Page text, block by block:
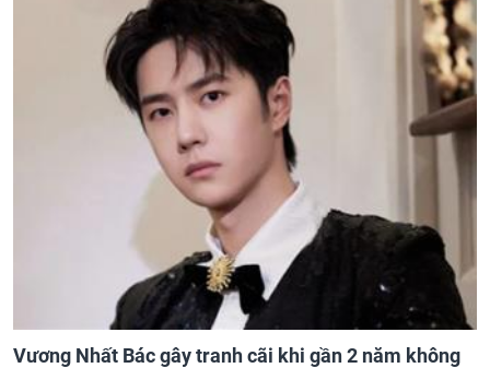
Vương Nhất Bác gây tranh cãi khi gần 2 năm không